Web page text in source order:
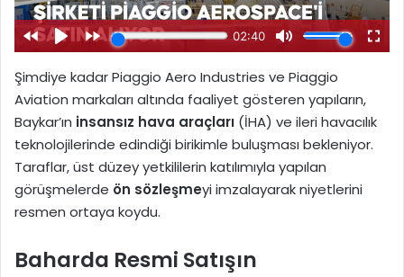
Şimdiye kadar Piaggio Aero Industries ve Piaggio
Aviation markaları altında faaliyet gösteren yapıların,
Baykar’ın insansız hava araçları (İHA) ve ileri havacılık
teknolojilerinde edindiği birikimle buluşması bekleniyor.
Taraflar, üst düzey yetkililerin katılımıyla yapılan
görüşmelerde ön sözleşmeyi imzalayarak niyetlerini
resmen ortaya koydu.
Baharda Resmi Satışın